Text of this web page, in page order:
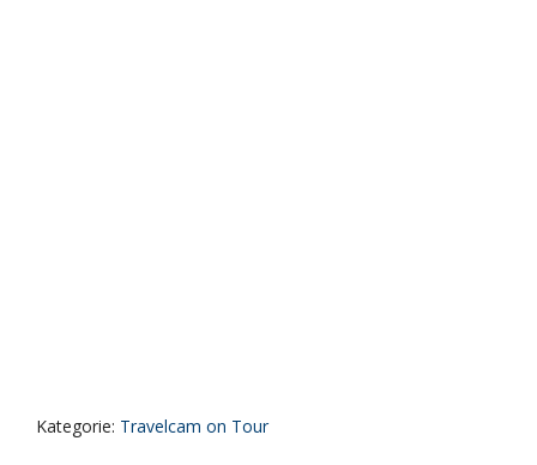
Kategorie: Travelcam on Tour